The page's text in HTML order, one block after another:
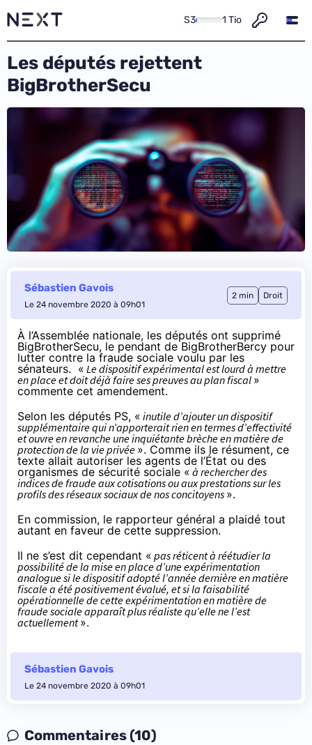
S3 1 Tio
Les députés rejettent
BigBrotherSecu
Sébastien Gavois
Le 24 novembre 2020 à 09h01
2 min Droit
À l’Assemblée nationale, les députés ont supprimé
BigBrotherSecu, le pendant de BigBrotherBercy pour
lutter contre la fraude sociale voulu par les
sénateurs. « Le dispositif expérimental est lourd à mettre
en place et doit déjà faire ses preuves au plan fiscal »
commente cet amendement.
Selon les députés PS, « inutile d’ajouter un dispositif
supplémentaire qui n’apporterait rien en termes d’effectivité
et ouvre en revanche une inquiétante brèche en matière de
protection de la vie privée ». Comme ils le résument, ce
texte allait autoriser les agents de l’État ou des
organismes de sécurité sociale « à rechercher des
indices de fraude aux cotisations ou aux prestations sur les
profils des réseaux sociaux de nos concitoyens ».
En commission, le rapporteur général a plaidé tout
autant en faveur de cette suppression.
Il ne s’est dit cependant « pas réticent à réétudier la
possibilité de la mise en place d’une expérimentation
analogue si le dispositif adopté l’année dernière en matière
fiscale a été positivement évalué, et si la faisabilité
opérationnelle de cette expérimentation en matière de
fraude sociale apparaît plus réaliste qu’elle ne l’est
actuellement».
Sébastien Gavois
Le 24 novembre 2020 à 09h01
Commentaires (10)